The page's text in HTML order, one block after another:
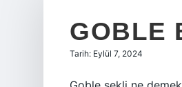
GOBLE
Tarih: Eylül 7, 2024